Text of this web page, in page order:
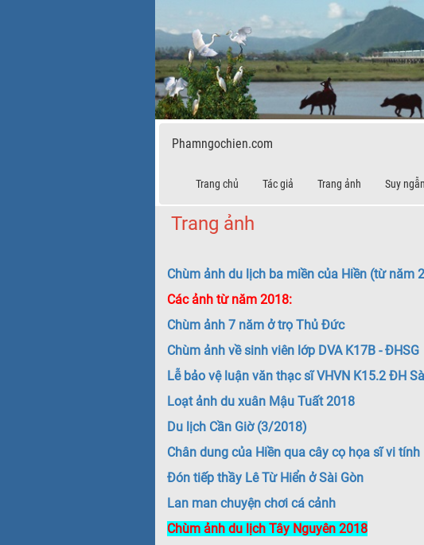
Phamngochien.com
Trang chủ Tác giả Trang ảnh Suy
Trang ảnh
Chùm ảnh du lịch ba miền của Hiền (từ năm
Các ảnh từ năm 2018:
Chùm ảnh 7 năm ở trọ Thủ Đức
Chùm ảnh về sinh viên lớp DVA K17B - ĐHSG
Lễ bảo vệ luận văn thạc sĩ VHVN K15.2 ĐH
Loạt ảnh du xuân Mậu Tuất 2018
Du lịch Cần Giờ (3/2018)
Chân dung của Hiền qua cây cọ họa sĩ vi tính
Đón tiếp thầy Lê Từ Hiển ở Sài Gòn
Lan man chuyện chơi cá cảnh
Chùm ảnh du lịch Tây Nguyên 2018